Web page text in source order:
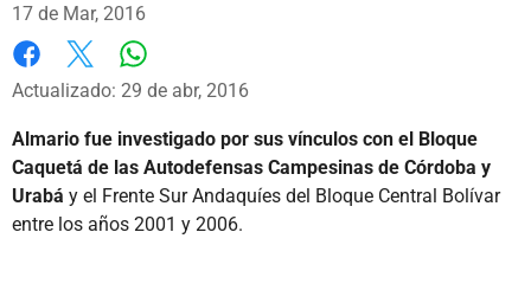
17 de Mar, 2016
Facebook
X
Actualizado: 29 de abr, 2016
Almario fue investigado por sus vínculos con el Bloque
Caquetá de las Autodefensas Campesinas de Córdoba y
Urabá y el Frente Sur Andaquíes del Bloque Central Bolívar
entre los años 2001 y 2006.